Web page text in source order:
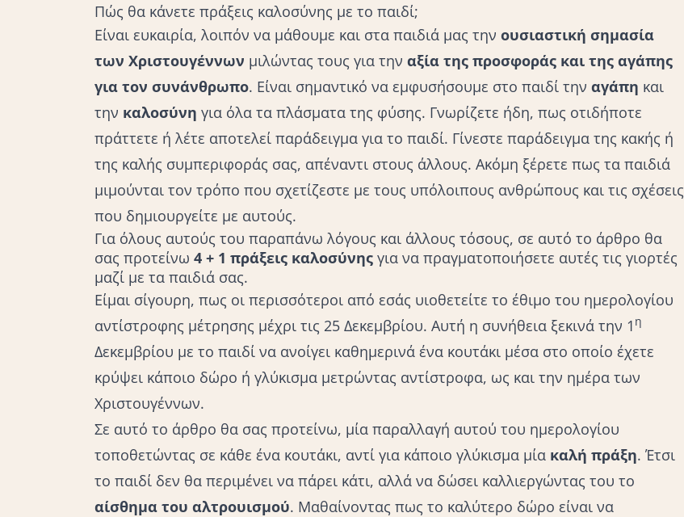
Πώς θα κάνετε πράξεις καλοσύνης με το παιδί;
Είναι ευκαιρία, λοιπόν να μάθουμε και στα παιδιά μας την ουσιαστική σημασία
των Χριστουγέννων μιλώντας τους για την αξία της προσφοράς και της αγάπης
για τον συνάνθρωπο. Είναι σημαντικό να εμφυσήσουμε στο παιδί την αγάπη και
την καλοσύνη για όλα τα πλάσματα της φύσης. Γνωρίζετε ήδη, πως οτιδήποτε
πράττετε ή λέτε αποτελεί παράδειγμα για το παιδί. Γίνεστε παράδειγμα της κακής ή
της καλής συμπεριφοράς σας, απέναντι στους άλλους. Ακόμη ξέρετε πως τα παιδιά
μιμούνται τον τρόπο που σχετίζεστε με τους υπόλοιπους ανθρώπους και τις σχέσεις
που δημιουργείτε με αυτούς.
Για όλους αυτούς του παραπάνω λόγους και άλλους τόσους, σε αυτό το άρθρο θα
σας προτείνω 4 + 1 πράξεις καλοσύνης για να πραγματοποιήσετε αυτές τις γιορτές
μαζί με τα παιδιά σας.
Είμαι σίγουρη, πως οι περισσότεροι από εσάς υιοθετείτε το έθιμο του ημερολογίου
αντίστροφης μέτρησης μέχρι τις 25 Δεκεμβρίου. Αυτή η συνήθεια ξεκινά την 1 η
Δεκεμβρίου με το παιδί να ανοίγει καθημερινά ένα κουτάκι μέσα στο οποίο έχετε
κρύψει κάποιο δώρο ή γλύκισμα μετρώντας αντίστροφα, ως και την ημέρα των
Χριστουγέννων.
Σε αυτό το άρθρο θα σας προτείνω, μία παραλλαγή αυτού του ημερολογίου
τοποθετώντας σε κάθε ένα κουτάκι, αντί για κάποιο γλύκισμα μία καλή πράξη. Έτσι
το παιδί δεν θα περιμένει να πάρει κάτι, αλλά να δώσει καλλιεργώντας του το
αίσθημα του αλτρουισμού. Μαθαίνοντας πως το καλύτερο δώρο είναι να